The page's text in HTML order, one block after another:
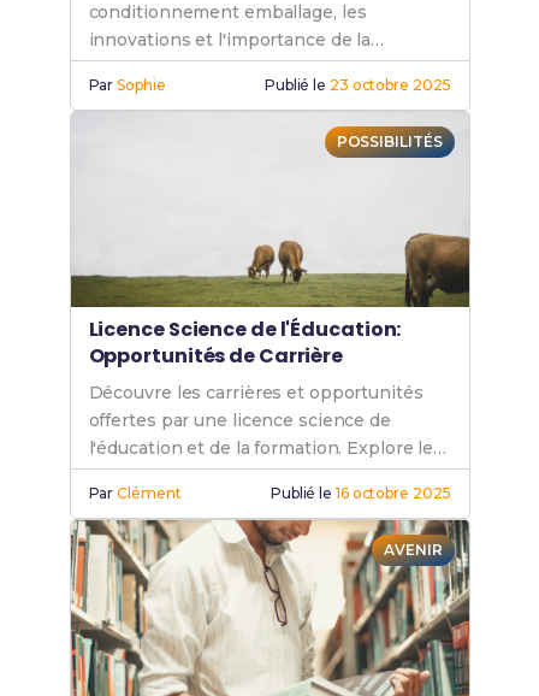
conditionnement emballage, les
innovations et l'importance de la
durabilité pour un avenir plus vert et
responsable.
ParSophie Publié le 23 octobre 2025
POSSIBILITÉS
Licence Science de l'Éducation:
Opportunités de Carrière
Découvre les carrières et opportunités
offertes par une licence science de
l'éducation et de la formation. Explore les
métiers en pédagogie et éducation.
ParClément Publié le 16 octobre 2025
AVENIR